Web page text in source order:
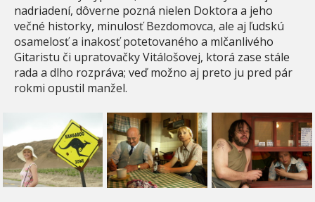
nadriadení, dôverne pozná nielen Doktora a jeho
večné historky, minulosť Bezdomovca, ale aj ľudskú
osamelosť a inakosť potetovaného a mlčanlivého
Gitaristu či upratovačky Vitálošovej, ktorá zase stále
rada a dlho rozpráva; veď možno aj preto ju pred pár
rokmi opustil manžel.